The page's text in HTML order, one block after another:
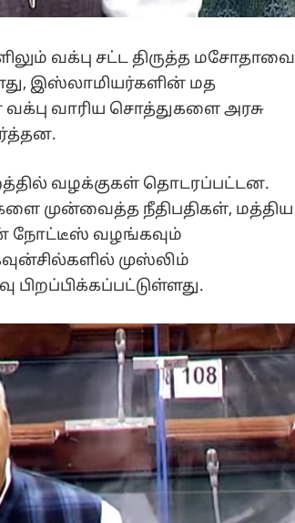
வக்பு சட்ட திருத்த மசோதாவை
இஸ்லாமியர்களின் மத
வாரிய சொத்துகளை அரசு
வழக்குகள் தொடரப்பட்டன.
முன்வைத்த நீதிபதிகள், மத்திய
நோட்டீஸ் வழங்கவும்
முஸ்லிம்